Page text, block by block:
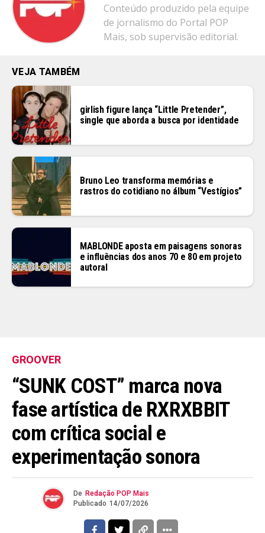
Conteúdo produzido pela equipe
de jornalismo do Portal POP
Mais, sob supervisão editorial.
VEJA TAMBÉM
girlish figure lança “Little Pretender”,
single que aborda a busca por identidade
Bruno Leo transforma memórias e
rastros do cotidiano no álbum “Vestígios”
MABLONDE aposta em paisagens sonoras
e influências dos anos 70 e 80 em projeto
autoral
GROOVER
“SUNK COST” marca nova
fase artística de RXRXBBIT
com crítica social e
experimentação sonora
De Redação POP Mais
Publicado 14/07/2026